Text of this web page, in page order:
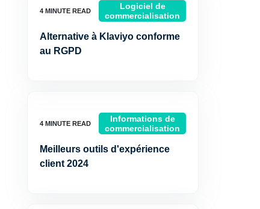
Logiciel de
commercialisation
Alternative à Klaviyo conforme
au RGPD
Informations de
commercialisation
Meilleurs outils d'expérience
client 2024